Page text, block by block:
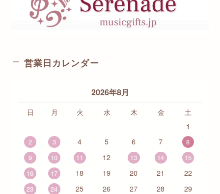
営業日カレンダー
2026年8月
日 月 火 水 木 金
土
1
2 3 4 5 6 7
8
9
10 11 12 13 14
15
16
17 18 19 20 21 22
23 24 25 26 27 28 29